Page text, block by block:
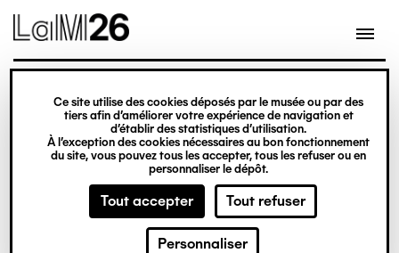
Gestion des cookies
Ce site utilise des cookies déposés par le musée ou par des
tiers afin d’améliorer votre expérience de navigation et
d’établir des statistiques d’utilisation.
À l’exception des cookies nécessaires au bon fonctionnement
du site, vous pouvez tous les accepter, tous les refuser ou en
personnaliser le dépôt.
Tout accepter Tout refuser
Personnaliser
contenu